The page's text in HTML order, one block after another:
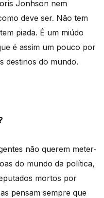
Jonhson nem
deve ser. Não tem
piada. É um miúdo
é assim um pouco por
destinos do mundo.
não querem meter-
do mundo da política,
mortos por
pensam sempre que